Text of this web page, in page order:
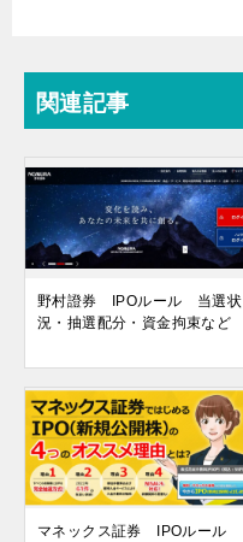
関連記事
野村證券 IPOルール 当選状
況・抽選配分・資金拘束など
マネックス証券 IPOルール